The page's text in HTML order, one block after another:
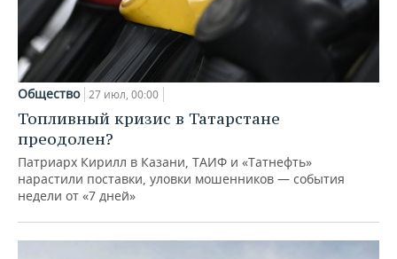
Общество 27 июл, 00:00
Топливный кризис в Татарстане
преодолен?
Патриарх Кирилл в Казани, ТАИФ и «Татнефть»
нарастили поставки, уловки мошенников — события
недели от «7 дней»